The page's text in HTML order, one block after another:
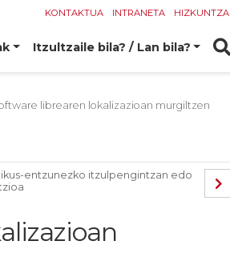
KONTAKTUA INTRANETA HIZKUNTZA
Itzultzaile bila? / Lan bila?
librearen lokalizazioan murgiltzen
entzunezko itzulpengintzan edo